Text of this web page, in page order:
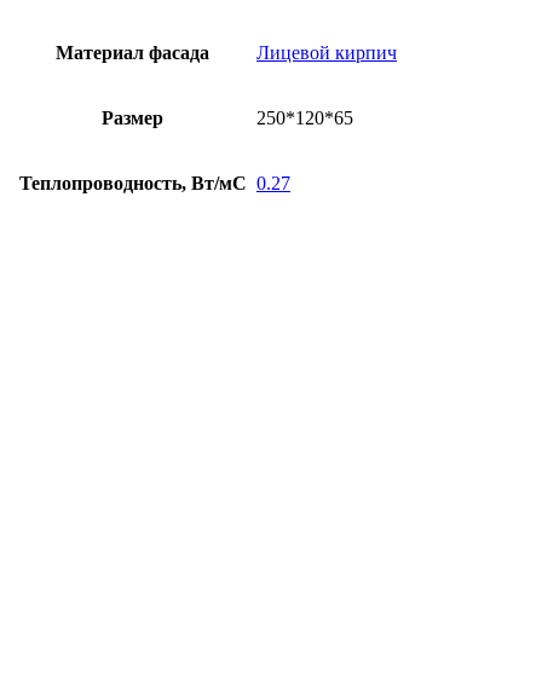
Материал фасада Лицевой кирпич
Размер 250*120*65
Теплопроводность, Вт/мС 0.27